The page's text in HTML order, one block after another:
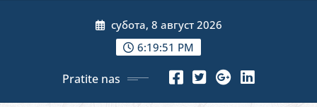
субота, 8 август 2026
6:19:53 PM
Pratite nas